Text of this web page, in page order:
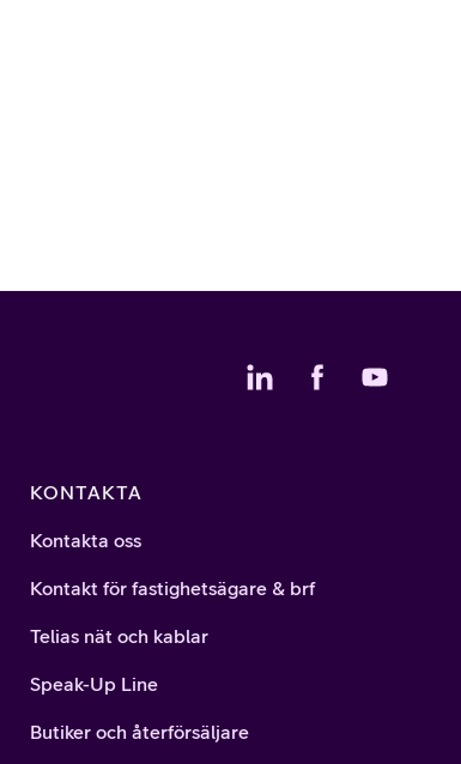
KONTAKTA
Kontakta oss
Kontakt för fastighetsägare & brf
Telias nät och kablar
Speak-Up Line
Butiker och återförsäljare